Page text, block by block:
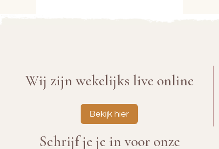
Wij zijn wekelijks live online
Bekijk hier
Schrijf je je in voor onze